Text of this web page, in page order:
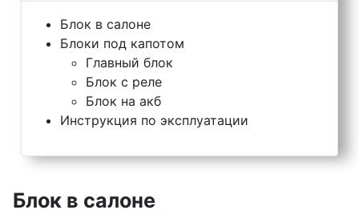
Блок в салоне
Блоки под капотом
Главный блок
Блок с реле
Блок на акб
Инструкция по эксплуатации
Блок в салоне